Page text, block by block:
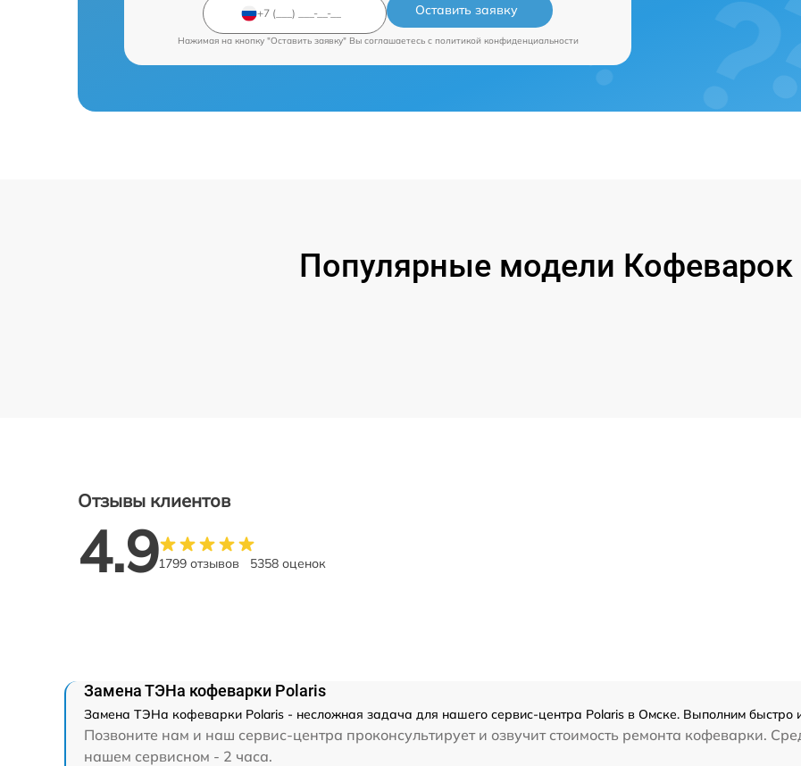
Оставить заявку
Нажимая на кнопку "Оставить заявку" Вы соглашаетесь c политикой конфиденциальности
Популярные модели Кофеварок
Отзывы клиентов
4.91799 отзывов 5358 оценок
Замена ТЭНа кофеварки Polaris
Замена ТЭНа кофеварки Polaris - несложная задача для нашего сервис-центра Polaris в Омске. Выполним быстро
Позвоните нам и наш сервис-центра проконсультирует и озвучит стоимость ремонта кофеварки.
нашем сервисном - 2 часа.